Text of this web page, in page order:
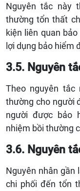
Nguyên tắc này
thường tổn thất
kiện liên quan
lợi dụng bảo hiểm
3.5. Nguyên
Theo nguyên tắc
thường cho người
người được bảo
nhiệm bồi thường
3.6. Nguyên
Nguyên nhân gần
chi phối đến tổn